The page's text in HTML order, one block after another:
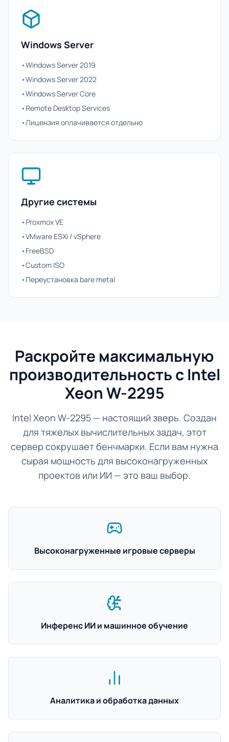
Windows Server
•Windows Server 2019
•Windows Server 2022
•Windows Server Core
•Remote Desktop Services
•Лицензия оплачивается отдельно
Другие системы
•Proxmox VE
•VMware ESXi / vSphere
•FreeBSD
•Custom ISO
•Переустановка bare metal
Раскройте максимальную
производительность с Intel
Xeon W-2295
Intel Xeon W-2295 — настоящий зверь. Создан
для тяжелых вычислительных задач, этот
сервер сокрушает бенчмарки. Если вам нужна
сырая мощность для высоконагруженных
проектов или ИИ — это ваш выбор.
Высоконагруженные игровые серверы
Инференс ИИ и машинное обучение
Аналитика и обработка данных